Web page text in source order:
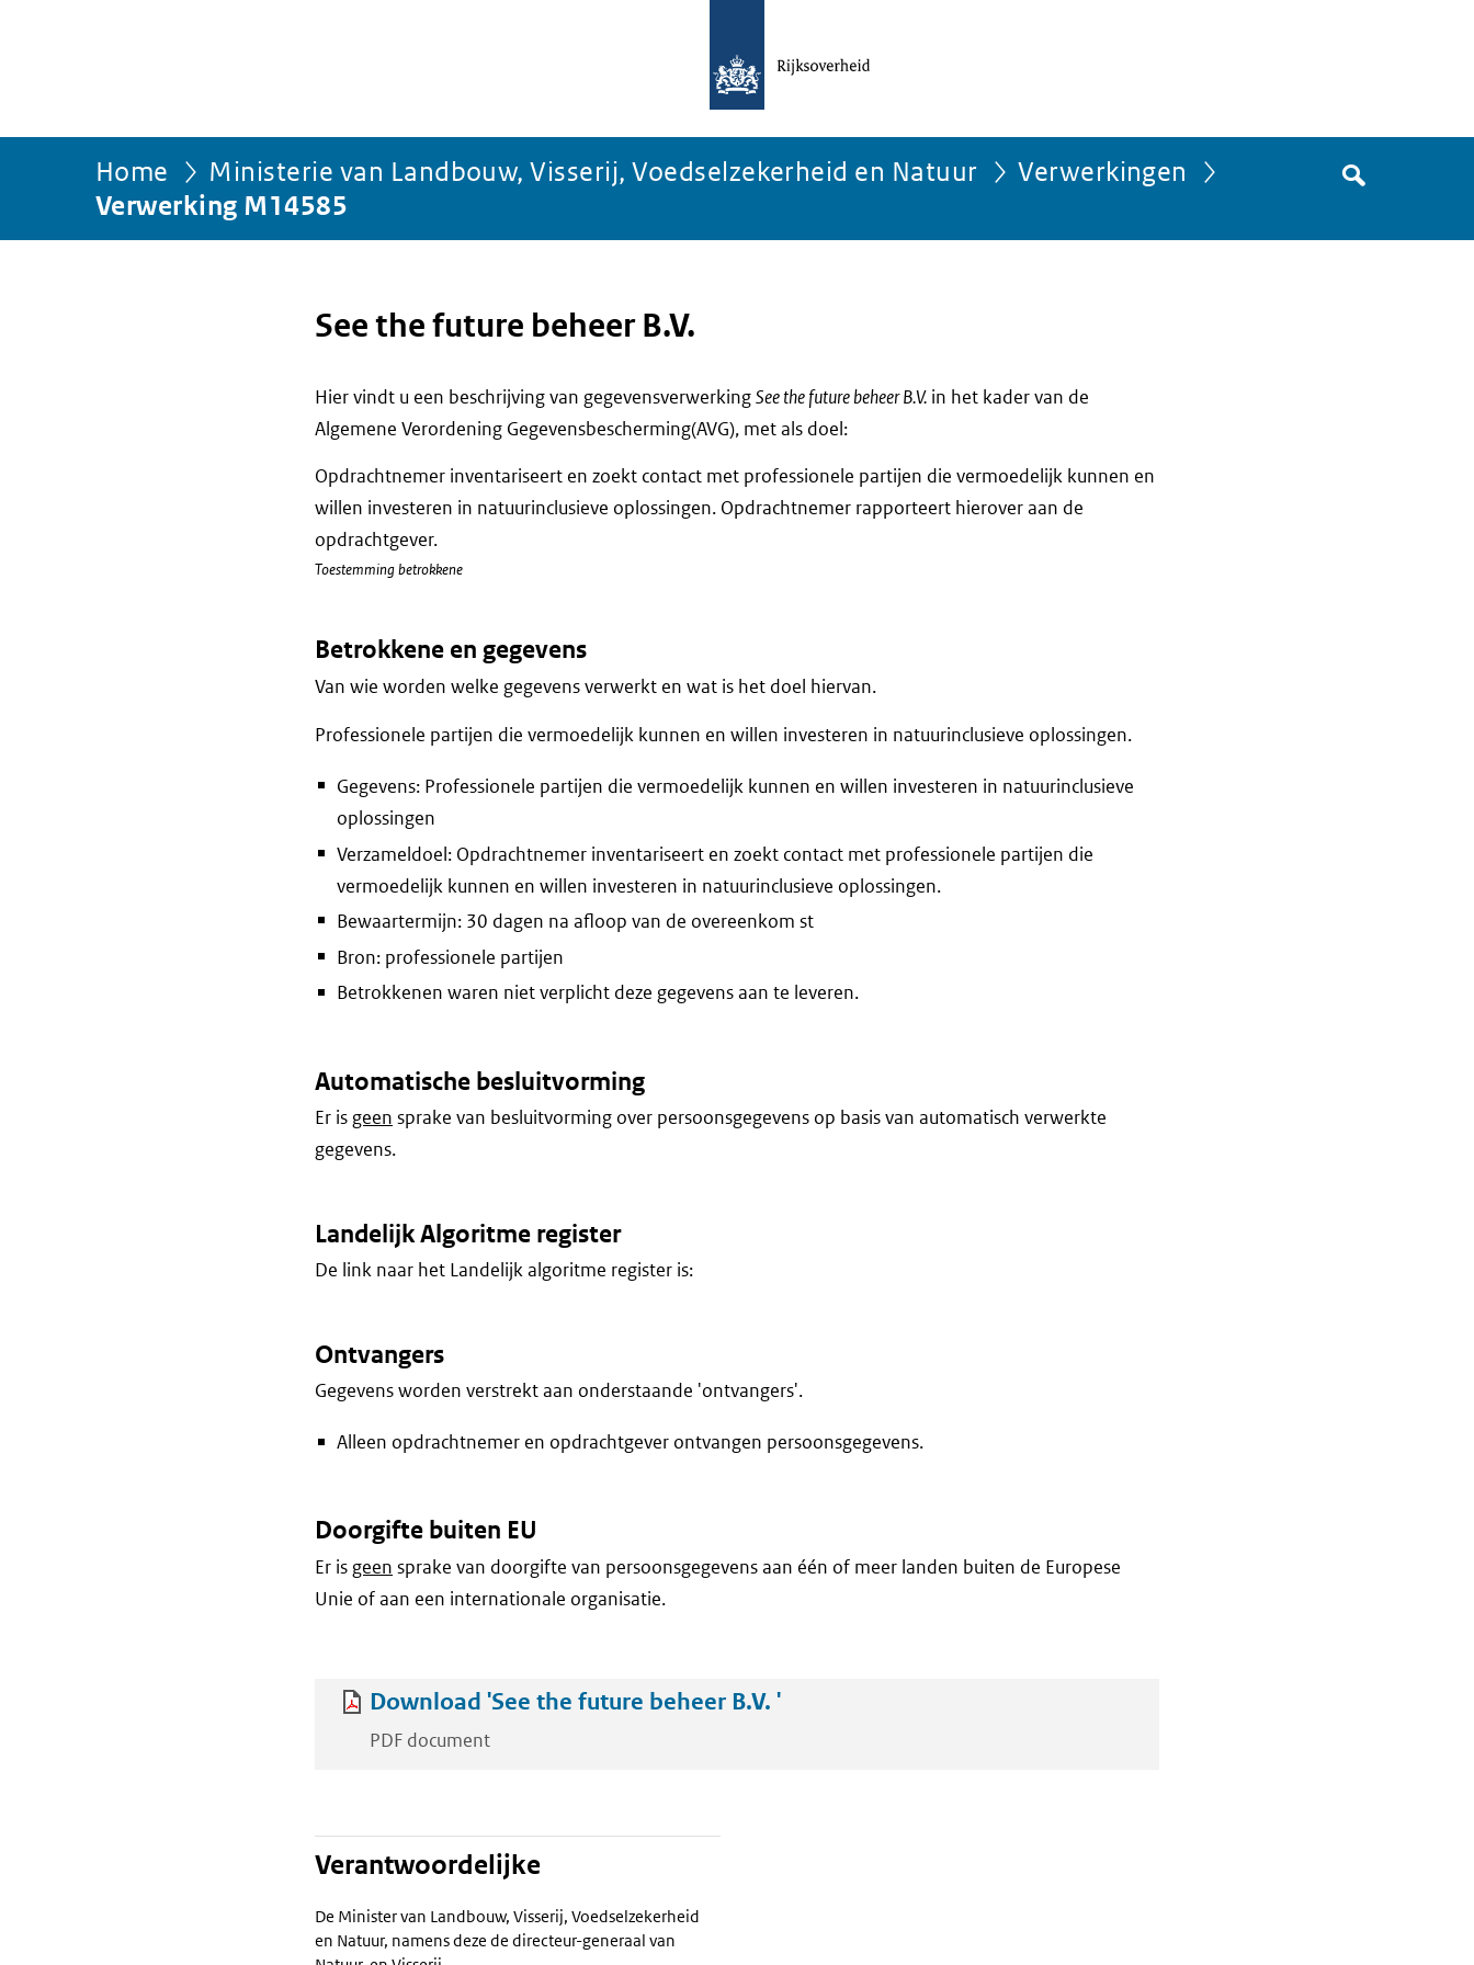
Home Ministerie van Landbouw, Visserij, Voedselzekerheid en Natuur Verwerkingen
Verwerking M14585
Zoek
in
register
See the future beheer B.V.
Hier vindt u een beschrijving van gegevensverwerkingSee the future beheer B.V. in het kader van de
Algemene Verordening Gegevensbescherming(AVG), met als doel:
Opdrachtnemer inventariseert en zoekt contact met professionele partijen die vermoedelijk kunnen en
willen investeren in natuurinclusieve oplossingen. Opdrachtnemer rapporteert hierover aan de
opdrachtgever.
Toestemming betrokkene
Betrokkene en gegevens
Van wie worden welke gegevens verwerkt en wat is het doel hiervan.
Professionele partijen die vermoedelijk kunnen en willen investeren in natuurinclusieve oplossingen.
Gegevens: Professionele partijen die vermoedelijk kunnen en willen investeren in natuurinclusieve
oplossingen
Verzameldoel: Opdrachtnemer inventariseert en zoekt contact met professionele partijen die
vermoedelijk kunnen en willen investeren in natuurinclusieve oplossingen.
Bewaartermijn: 30 dagen na afloop van de overeenkom st
Bron: professionele partijen
Betrokkenen waren niet verplicht deze gegevens aan te leveren.
Automatische besluitvorming
Er is geen sprake van besluitvorming over persoonsgegevens op basis van automatisch verwerkte
gegevens.
Landelijk Algoritme register
De link naar het Landelijk algoritme register is:
Ontvangers
Gegevens worden verstrekt aan onderstaande 'ontvangers'.
Alleen opdrachtnemer en opdrachtgever ontvangen persoonsgegevens.
Doorgifte buiten EU
Er is geen sprake van doorgifte van persoonsgegevens aan één of meer landen buiten de Europese
Unie of aan een internationale organisatie.
Download 'See the future beheer B.V. '
PDF document
Verantwoordelijke
De Minister van Landbouw, Visserij, Voedselzekerheid
en Natuur, namens deze de directeur-generaal van